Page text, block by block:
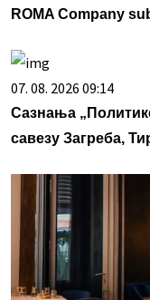
ROMA Company
07. 08. 2026 09:14
Сазнања
савезу Загреба,